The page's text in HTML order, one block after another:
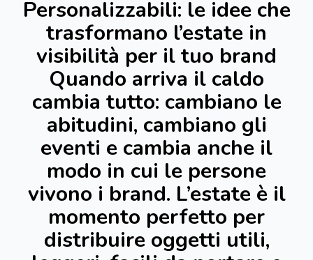
Personalizzabili: le idee che
trasformano l’estate in
visibilità per il tuo brand
Quando arriva il caldo
cambia tutto: cambiano le
abitudini, cambiano gli
eventi e cambia anche il
modo in cui le persone
vivono i brand. L’estate è il
momento perfetto per
distribuire oggetti utili,